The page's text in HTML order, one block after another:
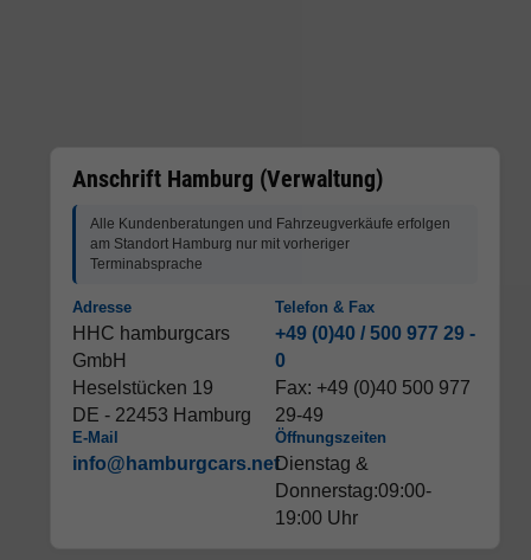
Anschrift Hamburg (Verwaltung)
Alle Kundenberatungen und Fahrzeugverkäufe erfolgen
am Standort Hamburg nur mit vorheriger
Terminabsprache
Adresse
HHC hamburgcars
GmbH
Heselstücken 19
DE - 22453 Hamburg
Telefon & Fax
+49 (0)40 / 500 977 29 -
0
Fax: +49 (0)40 500 977
29-49
E-Mail
info@hamburgcars.net
Öffnungszeiten
Dienstag &
Donnerstag:09:00-
19:00 Uhr